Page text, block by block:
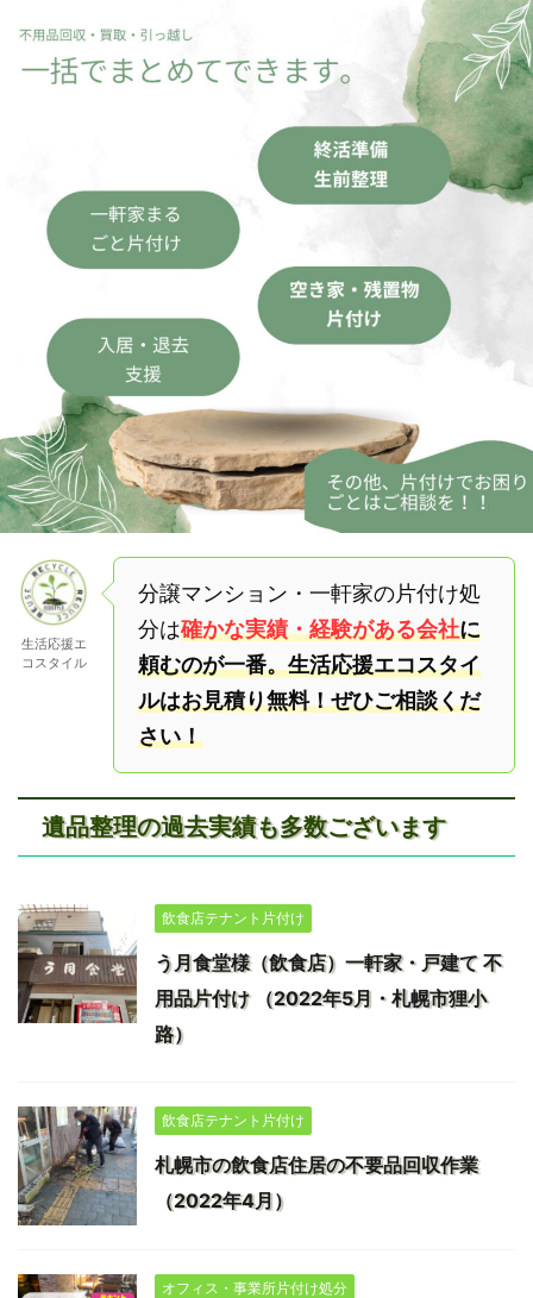
生活応援エ
コスタイル
分譲マンション・一軒家の片付け処
分は確かな実績・経験がある会社に
頼むのが一番。生活応援エコスタイ
ルはお見積り無料！ぜひご相談くだ
さい！
遺品整理の過去実績も多数ございます
飲食店テナント片付け
う月食堂様（飲食店）一軒家・戸建て 不
用品片付け （2022年5月・札幌市狸小
路）
飲食店テナント片付け
札幌市の飲食店住居の不要品回収作業
（2022年4月）
オフィス・事業所片付け処分